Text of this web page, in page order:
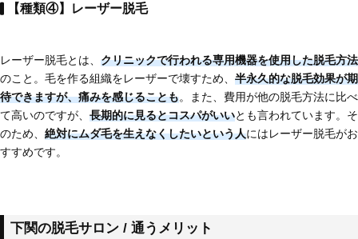
【種類④】レーザー脱毛
レーザー脱毛とは、 クリニックで行われる専用機器を使用した脱毛方法
のこと。毛を作る組織をレーザーで壊すため、 半永久的な脱毛効果が期
待できますが、痛みを感じることも。また、費用が他の脱毛方法に比べ
て高いのですが、 長期的に見るとコスパがいいとも言われています。そ
のため、 絶対にムダ毛を生えなくしたいという人にはレーザー脱毛がお
すすめです。
下関の脱毛サロン / 通うメリット